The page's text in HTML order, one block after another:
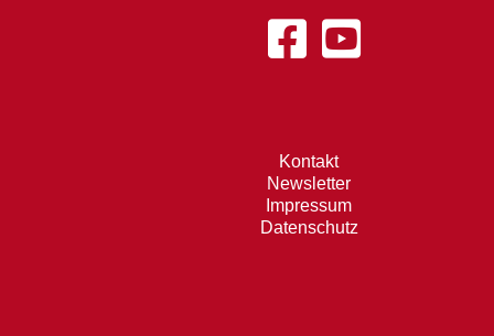
Kontakt
Newsletter
Impressum
Datenschutz